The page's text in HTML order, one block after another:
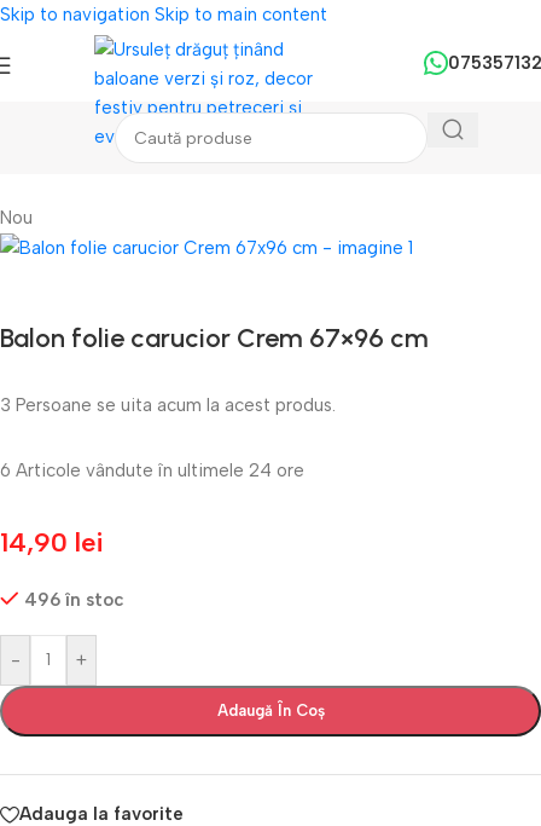
Skip to navigation Skip to main content
Baloane/Baloane Folie
Nou
Balon folie carucior Crem 67×96 cm
3 Persoane se uita acum la acest produs.
6 Articole vândute în ultimele 24 ore
14,90 lei
496 în stoc
- +
Adaugă În Coș
Adauga la favorite